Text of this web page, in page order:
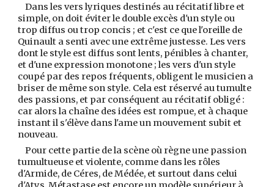
Dans les vers lyriques destinés au récitatif libre et
simple, on doit éviter le double excès d'un style ou
trop diffus ou trop concis ; et c'est ce que l'oreille de
Quinault a senti avec une extrême justesse. Les vers
dont le style est diffus sont lents, pénibles à chanter,
et d'une expression monotone ; les vers d'un style
coupé par des repos fréquents, obligent le musicien a
briser de même son style. Cela est réservé au tumulte
des passions, et par conséquent au récitatif obligé :
car alors la chaîne des idées est rompue, et à chaque
instant il s'élève dans l'ame un mouvement subit et
nouveau.
Pour cette partie de la scène où règne une passion
tumultueuse et violente, comme dans les rôles
d'Armide, de Céres, de Médée, et surtout dans celui